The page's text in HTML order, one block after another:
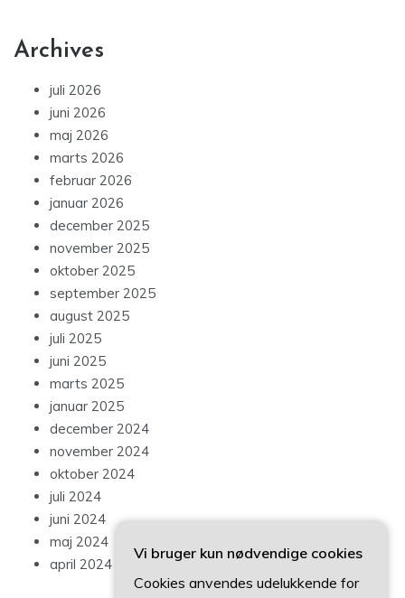
Archives
juli 2026
juni 2026
maj 2026
marts 2026
februar 2026
januar 2026
december 2025
november 2025
oktober 2025
september 2025
august 2025
juli 2025
juni 2025
marts 2025
januar 2025
december 2024
november 2024
oktober 2024
juli 2024
juni 2024
maj 2024
april 2024
Vi bruger kun nødvendige cookies
Cookies anvendes udelukkende for